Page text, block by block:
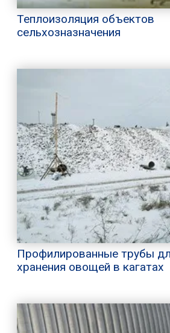
Теплоизоляция объектов
сельхозназначения
Профилированные трубы
хранения овощей в кагатах